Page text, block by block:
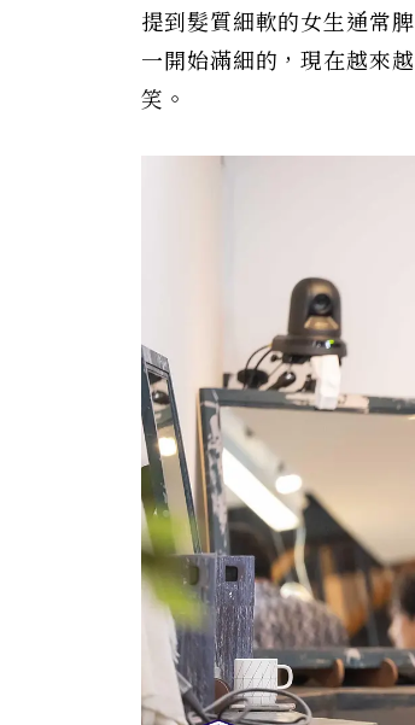
提到髮質細軟的女生通常
一開始滿細的，現在越來
笑。